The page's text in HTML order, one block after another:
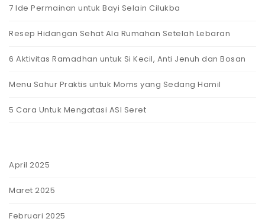
7 Ide Permainan untuk Bayi Selain Cilukba
Resep Hidangan Sehat Ala Rumahan Setelah Lebaran
6 Aktivitas Ramadhan untuk Si Kecil, Anti Jenuh dan Bosan
Menu Sahur Praktis untuk Moms yang Sedang Hamil
5 Cara Untuk Mengatasi ASI Seret
April 2025
Maret 2025
Februari 2025